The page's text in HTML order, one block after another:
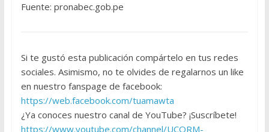
Fuente: pronabec.gob.pe
Si te gustó esta publicación compártelo en tus redes
sociales. Asimismo, no te olvides de regalarnos un like
en nuestro fanspage de facebook:
https://web.facebook.com/tuamawta
¿Ya conoces nuestro canal de YouTube? ¡Suscríbete!
https://www.youtube.com/channel/UCQRM-